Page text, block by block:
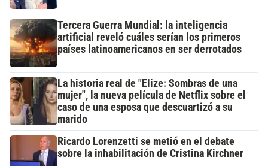
Tercera Guerra Mundial: la inteligencia
artificial reveló cuáles serían los primeros
países latinoamericanos en ser derrotados
La historia real de "Elize: Sombras de una
mujer", la nueva película de Netflix sobre el
caso de una esposa que descuartizó a su
marido
Ricardo Lorenzetti se metió en el debate
sobre la inhabilitación de Cristina Kirchner